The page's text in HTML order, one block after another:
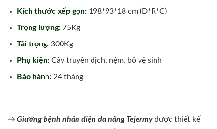
Kích thước xếp gọn:198*93*18 cm (D*R*C)
Trọng lượng:75Kg
Tải trọng:300Kg
Phụ kiện:Cây truyền dịch, nệm, bô vệ sinh
Bảo hành:24 tháng
→ Giường bệnh nhân điện đa năng Tejermy được thiết kế